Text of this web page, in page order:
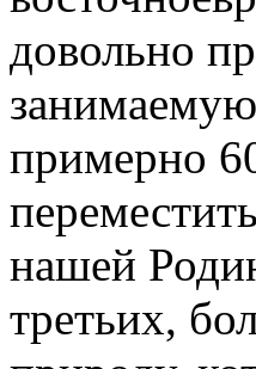
довольно
примерно
нашей
третьих,